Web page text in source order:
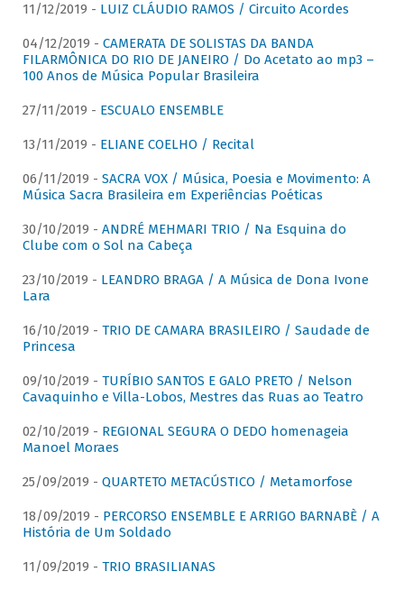
11/12/2019 - LUIZ CLÁUDIO RAMOS / Circuito Acordes
04/12/2019 - CAMERATA DE SOLISTAS DA BANDA
FILARMÔNICA DO RIO DE JANEIRO / Do Acetato ao mp3 –
100 Anos de Música Popular Brasileira
27/11/2019 - ESCUALO ENSEMBLE
13/11/2019 - ELIANE COELHO / Recital
06/11/2019 - SACRA VOX / Música, Poesia e Movimento: A
Música Sacra Brasileira em Experiências Poéticas
30/10/2019 - ANDRÉ MEHMARI TRIO / Na Esquina do
Clube com o Sol na Cabeça
23/10/2019 - LEANDRO BRAGA / A Música de Dona Ivone
Lara
16/10/2019 - TRIO DE CAMARA BRASILEIRO / Saudade de
Princesa
09/10/2019 - TURÍBIO SANTOS E GALO PRETO / Nelson
Cavaquinho e Villa-Lobos, Mestres das Ruas ao Teatro
02/10/2019 - REGIONAL SEGURA O DEDO homenageia
Manoel Moraes
25/09/2019 - QUARTETO METACÚSTICO / Metamorfose
18/09/2019 - PERCORSO ENSEMBLE E ARRIGO BARNABÈ / A
História de Um Soldado
11/09/2019 - TRIO BRASILIANAS